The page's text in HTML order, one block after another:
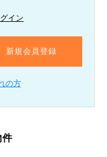
イン
新規会員登録
の方
件